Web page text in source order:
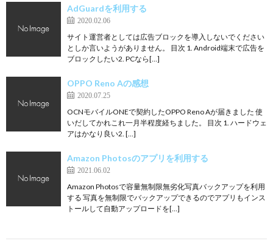
AdGuardを利用する
2020.02.06
サイト運営者としては広告ブロックを導入しないでください
としか言いようがありません。 目次 1. Android端末で広告を
ブロックしたい2. PCなら[…]
OPPO Reno Aの感想
2020.07.25
OCNモバイルONEで契約したOPPO Reno Aが届きました 使
いだしてかれこれ一月半程度経ちました。 目次 1. ハードウェ
アはかなり良い2. […]
Amazon Photosのアプリを利用する
2021.06.02
Amazon Photosで容量無制限無劣化写真バックアップを利用
する 写真を無制限でバックアップできるのでアプリもインス
トールして自動アップロードを[…]